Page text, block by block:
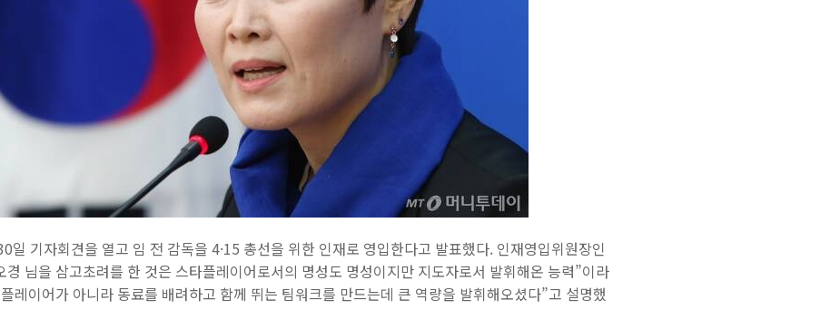
일 기자회견을 열고 임 전 감독을 4·15 총선을 위한 인재로 영입한다고 발표했다. 인재영입위원장인
경 님을 삼고초려를 한 것은 스타플레이어로서의 명성도 명성이지만 지도자로서 발휘해온 능력”이라
레이어가 아니라 동료를 배려하고 함께 뛰는 팀워크를 만드는데 큰 역량을 발휘해오셨다”고 설명했